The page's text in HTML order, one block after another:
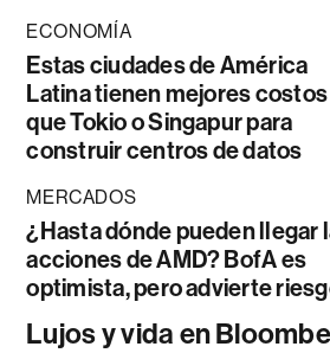
ECONOMÍA
Estas ciudades de América
Latina tienen mejores costos
que Tokio o Singapur para
construir centros de datos
MERCADOS
¿Hasta dónde pueden llegar
acciones de AMD? BofA es
optimista, pero advierte
Lujos y vida en